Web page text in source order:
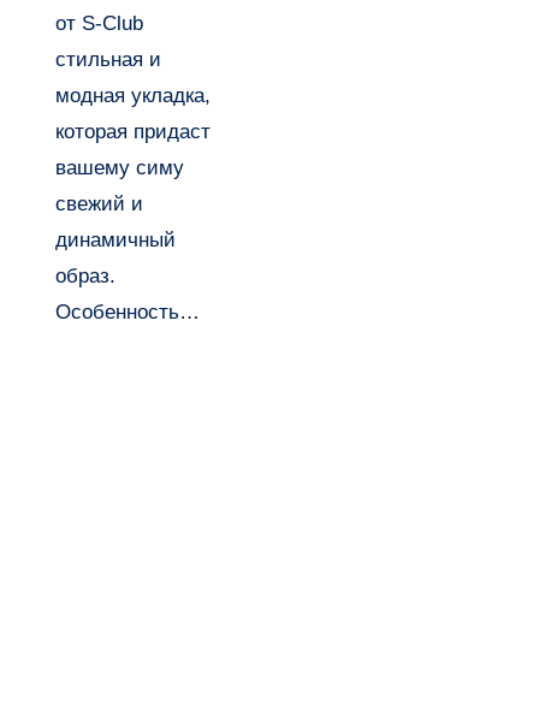
Club
от S-Club
стильная и
модная укладка,
которая придаст
вашему симу
свежий и
динамичный
образ.
Особенность…